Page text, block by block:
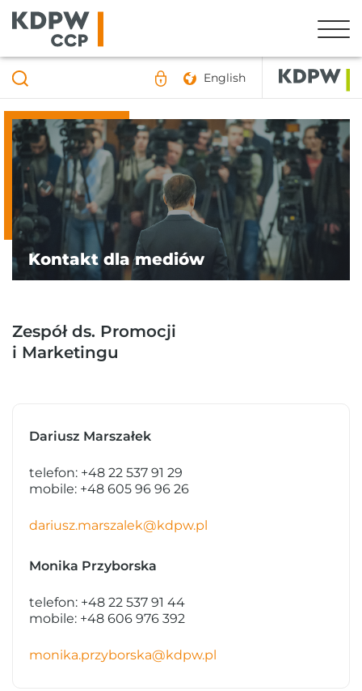
English
Kontakt dla mediów
Zespół ds. Promocji
i Marketingu
Dariusz Marszałek
telefon: +48 22 537 91 29
mobile: +48 605 96 96 26
dariusz.marszalek@kdpw.pl
Monika Przyborska
telefon: +48 22 537 91 44
mobile: +48 606 976 392
monika.przyborska@kdpw.pl